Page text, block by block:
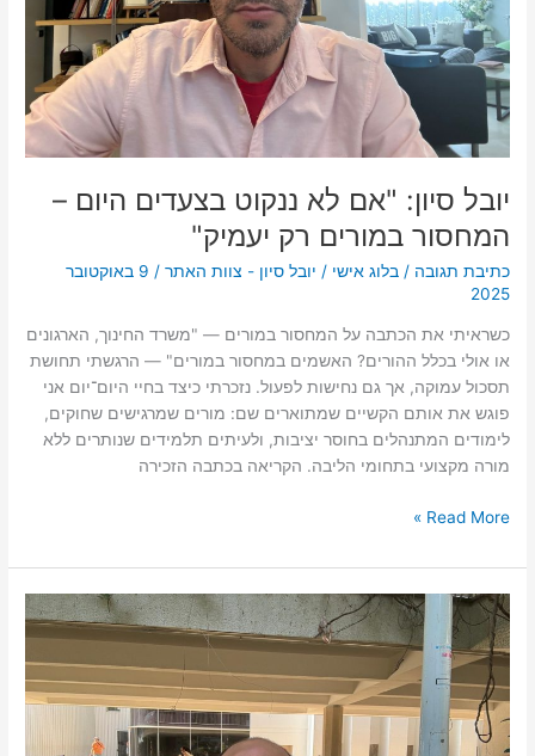
יובל סיון: "אם לא ננקוט בצעדים היום –
המחסור במורים רק יעמיק"
כתיבת תגובה /בלוג אישי / יובל סיון - צוות האתר/
9 באוקטובר
2025
כשראיתי את הכתבה על המחסור במורים — "משרד החינוך, הארגונים
או אולי בכלל ההורים? האשמים במחסור במורים" — הרגשתי תחושת
תסכול עמוקה, אך גם נחישות לפעול. נזכרתי כיצד בחיי היום־יום אני
פוגש את אותם הקשיים שמתוארים שם: מורים שמרגישים שחוקים,
לימודים המתנהלים בחוסר יציבות, ולעיתים תלמידים שנותרים ללא
מורה מקצועי בתחומי הליבה. הקריאה בכתבה הזכירה
המחסור
במורים
רק
יעמיק"
Read More »
יובל
סיון:
"מערכת
החינוך
אינה
זקוקה